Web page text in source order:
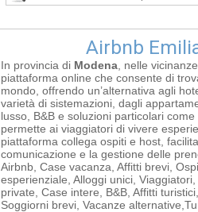
Airbnb
In provincia di Modena , nelle
piattaforma online che consente di
mondo, offrendo un’alternativa agli
varietà di sistemazioni, dagli
lusso, B&B e soluzioni particolari
permette ai viaggiatori di vivere
piattaforma collega ospiti e host,
comunicazione e la gestione delle
Airbnb, Case vacanza, Affitti brevi,
esperienziale, Alloggi unici,
private, Case intere, B&B, Affitti
Soggiorni brevi, Vacanze